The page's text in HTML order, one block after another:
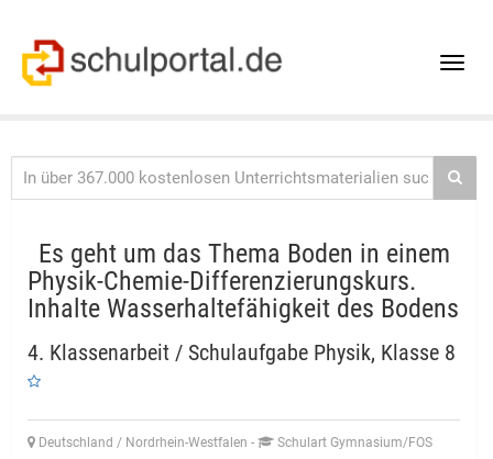
Toggle
Es geht um das Thema Boden in einem
Physik-Chemie-Differenzierungskurs.
Inhalte Wasserhaltefähigkeit des Bodens
4. Klassenarbeit / Schulaufgabe Physik, Klasse 8
Deutschland / Nordrhein-Westfalen - Schulart Gymnasium/FOS